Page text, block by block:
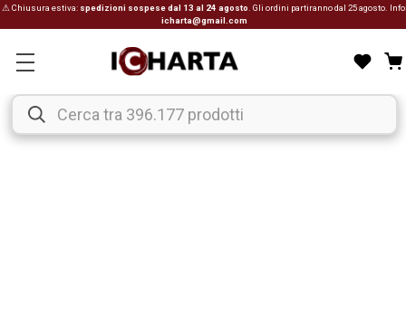
⚠ Chiusura estiva: spedizioni sospese dal 13 al 24 agosto . Gli ordini partiranno dal 25 agosto. Info:
icharta@gmail.com